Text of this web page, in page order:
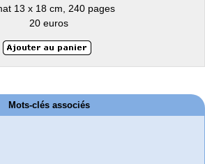
13 x 18 cm, 240 pages
20 euros
Mots-clés associés